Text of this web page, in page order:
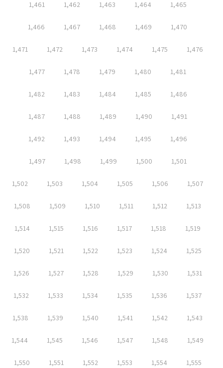
1,461 1,462 1,463 1,464 1,465
1,466 1,467 1,468 1,469 1,470
1,471 1,472 1,473 1,474 1,475 1,476
1,477 1,478 1,479 1,480 1,481
1,482 1,483 1,484 1,485 1,486
1,487 1,488 1,489 1,490 1,491
1,492 1,493 1,494 1,495 1,496
1,497 1,498 1,499 1,500 1,501
1,502 1,503 1,504 1,505 1,506 1,507
1,508 1,509 1,510 1,511 1,512 1,513
1,514 1,515 1,516 1,517 1,518 1,519
1,520 1,521 1,522 1,523 1,524 1,525
1,526 1,527 1,528 1,529 1,530 1,531
1,532 1,533 1,534 1,535 1,536 1,537
1,538 1,539 1,540 1,541 1,542 1,543
1,544 1,545 1,546 1,547 1,548 1,549
1,550 1,551 1,552 1,553 1,554 1,555